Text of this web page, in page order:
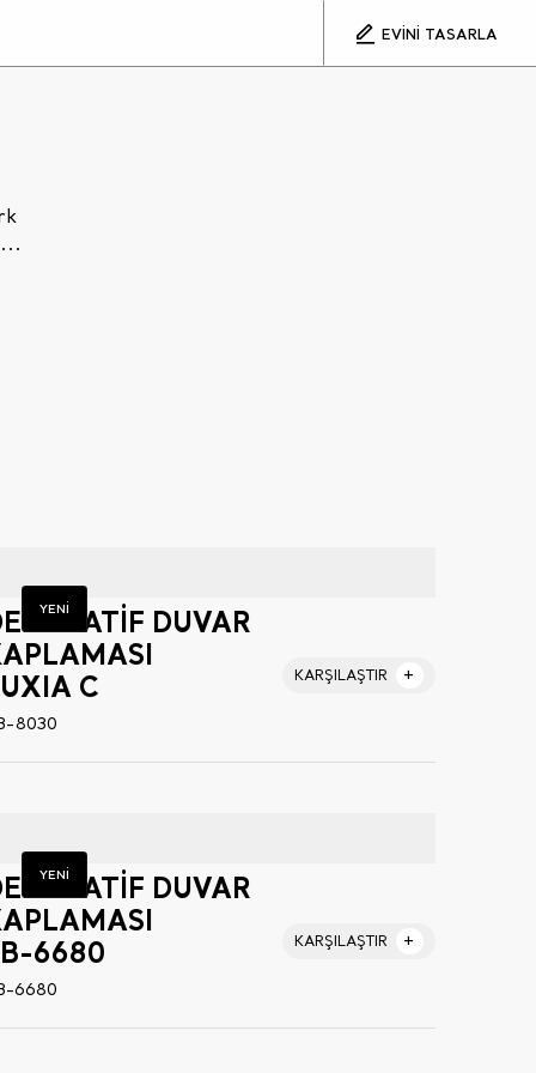
EVİNİ TASARLA
YENİ
DUVAR
C
8030
KARŞILAŞTIR
YENİ
DUVAR
6680
6680
KARŞILAŞTIR